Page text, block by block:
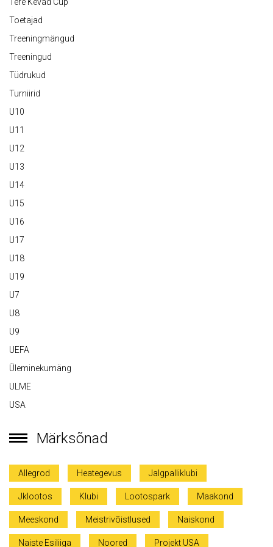
Toetajad
Treeningmängud
Treeningud
Tüdrukud
Turniirid
U10
U11
U12
U13
U14
U15
U16
U17
U18
U19
U7
U8
U9
UEFA
Üleminekumäng
ULME
USA
Märksõnad
Allegrod Heategevus Jalgpalliklubi
Jklootos Klubi Lootospark Maakond
Meeskond Meistrivõistlused Naiskond
Naiste Esiliiga Noored Projekt USA